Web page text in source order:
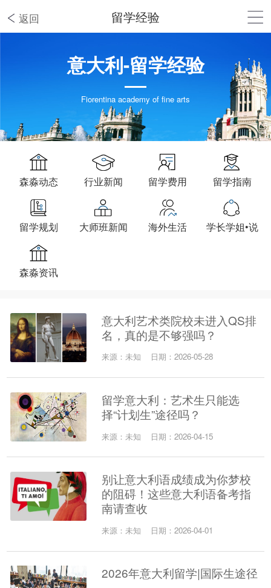
返回 留学经验
意大利-留学经验
Fiorentina academy of fine arts
森淼动态 行业新闻 留学费用 留学指南
留学规划 大师班新闻 海外生活 学长学姐•说
森淼资讯
意大利艺术类院校未进入QS排
名，真的是不够强吗？
来源：未知 日期：2026-05-28
留学意大利：艺术生只能选
择“计划生”途径吗？
来源：未知 日期：2026-04-15
别让意大利语成绩成为你梦校
的阻碍！这些意大利语备考指
南请查收
来源：未知 日期：2026-04-01
2026年意大利留学|国际生途径